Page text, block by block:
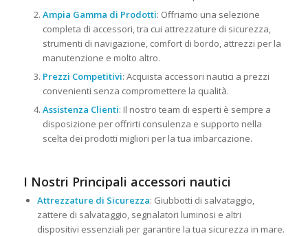
Ampia Gamma di Prodotti: Offriamo una selezione
completa di accessori, tra cui attrezzature di sicurezza,
strumenti di navigazione, comfort di bordo, attrezzi per la
manutenzione e molto altro.
Prezzi Competitivi: Acquista accessori nautici a prezzi
convenienti senza compromettere la qualità.
Assistenza Clienti: Il nostro team di esperti è sempre a
disposizione per offrirti consulenza e supporto nella
scelta dei prodotti migliori per la tua imbarcazione.
I Nostri Principali accessori nautici
Attrezzature di Sicurezza: Giubbotti di salvataggio,
zattere di salvataggio, segnalatori luminosi e altri
dispositivi essenziali per garantire la tua sicurezza in mare.